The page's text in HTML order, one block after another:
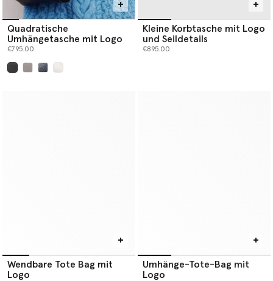
Quadratische
Umhängetasche mit Logo
€795.00
Kleine Korbtasche mit Logo
und Seildetails
€895.00
Wendbare Tote Bag mit
Logo
Umhänge-Tote-Bag mit
Logo